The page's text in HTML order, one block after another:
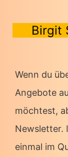
Birgit
Wenn du
Angebote
möchtest,
Newsletter.
einmal im